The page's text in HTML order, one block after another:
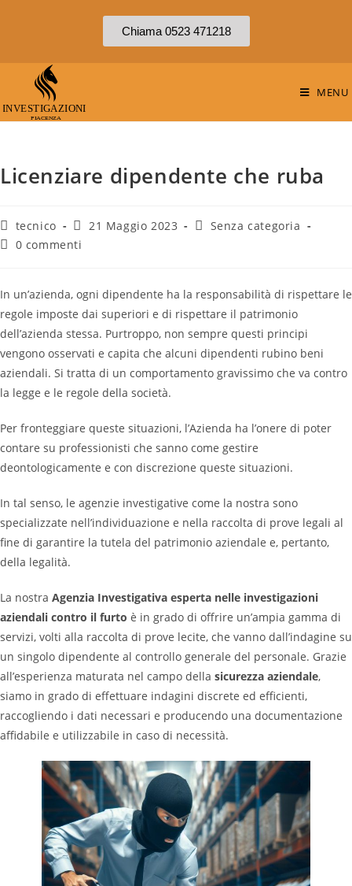
Chiama 0523 471218
MENU
Licenziare dipendente che ruba
tecnico 21 Maggio 2023
Senza categoria
0 commenti
In un’azienda, ogni dipendente ha la responsabilità di rispettare le
regole imposte dai superiori e di rispettare il patrimonio
dell’azienda stessa. Purtroppo, non sempre questi principi
vengono osservati e capita che alcuni dipendenti rubino beni
aziendali. Si tratta di un comportamento gravissimo che va contro
la legge e le regole della società.
Per fronteggiare queste situazioni, l’Azienda ha l’onere di poter
contare su professionisti che sanno come gestire
deontologicamente e con discrezione queste situazioni.
In tal senso, le agenzie investigative come la nostra sono
specializzate nell’individuazione e nella raccolta di prove legali al
fine di garantire la tutela del patrimonio aziendale e, pertanto,
della legalità.
La nostra Agenzia Investigativa esperta nelle investigazioni
aziendali contro il furto è in grado di offrire un’ampia gamma di
servizi, volti alla raccolta di prove lecite, che vanno dall’indagine su
un singolo dipendente al controllo generale del personale. Grazie
all’esperienza maturata nel campo della sicurezza aziendale,
siamo in grado di effettuare indagini discrete ed efficienti,
raccogliendo i dati necessari e producendo una documentazione
affidabile e utilizzabile in caso di necessità.